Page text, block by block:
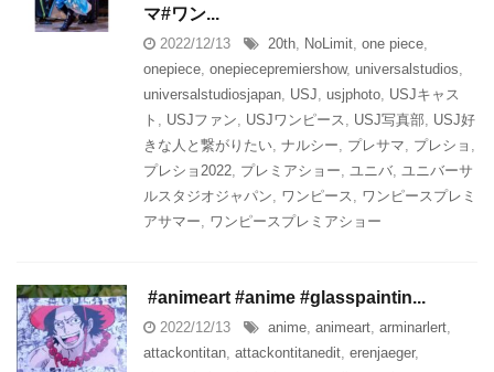
マ#ワン...
2022/12/13 20th, NoLimit, one piece,
onepiece, onepiecepremiershow, universalstudios,
universalstudiosjapan, USJ, usjphoto, USJキャス
ト , USJファン, USJワンピース, USJ写真部, USJ好
きな人と繋がりたい, ナルシー, プレサマ, プレショ ,
プレショ2022, プレミアショー, ユニバ, ユニバーサ
ルスタジオジャパン, ワンピース, ワンピースプレミ
アサマー, ワンピースプレミアショー
‍ #animeart #anime #glasspaintin...
2022/12/13 anime, animeart, arminarlert,
attackontitan, attackontitanedit, erenjaeger,